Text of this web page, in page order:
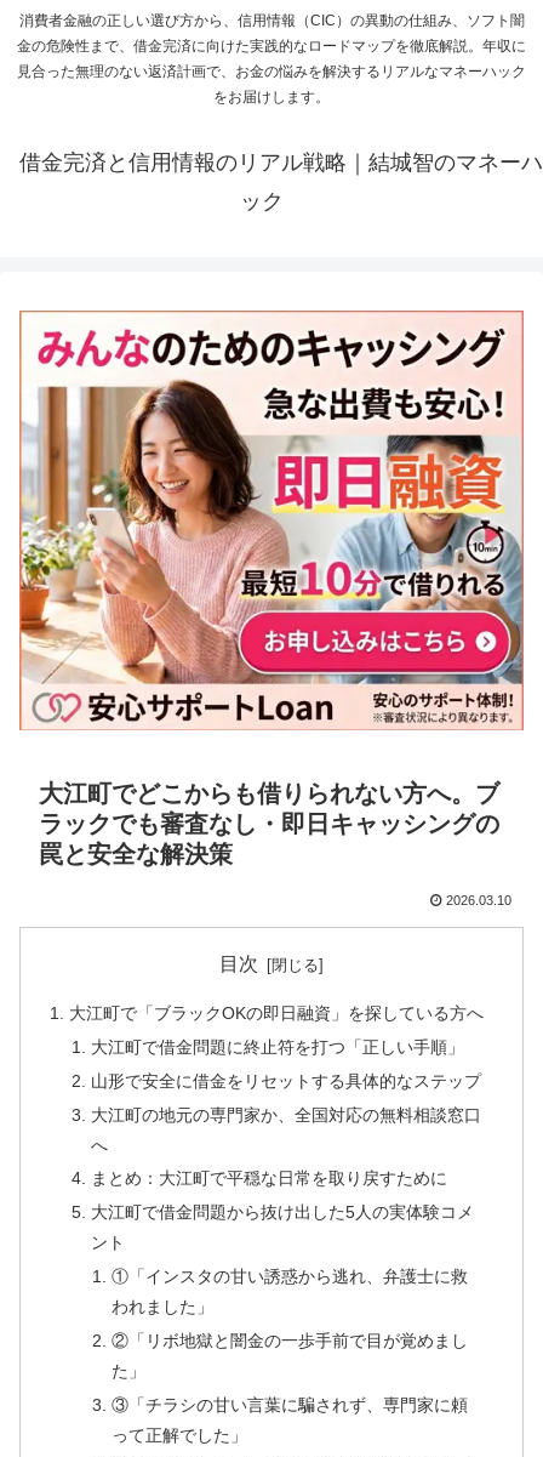
消費者金融の正しい選び方から、信用情報（CIC）の異動の仕組み、ソフト闇
金の危険性まで、借金完済に向けた実践的なロードマップを徹底解説。年収に
見合った無理のない返済計画で、お金の悩みを解決するリアルなマネーハック
をお届けします。
借金完済と信用情報のリアル戦略｜結城智のマネーハ
ック
大江町でどこからも借りられない方へ。ブ
ラックでも審査なし・即日キャッシングの
罠と安全な解決策
2026.03.10
目次
大江町で「ブラックOKの即日融資」を探している方へ
大江町で借金問題に終止符を打つ「正しい手順」
山形で安全に借金をリセットする具体的なステップ
大江町の地元の専門家か、全国対応の無料相談窓口
へ
まとめ：大江町で平穏な日常を取り戻すために
大江町で借金問題から抜け出した5人の実体験コメ
ント
①「インスタの甘い誘惑から逃れ、弁護士に救
われました」
②「リボ地獄と闇金の一歩手前で目が覚めまし
た」
③「チラシの甘い言葉に騙されず、専門家に頼
って正解でした」